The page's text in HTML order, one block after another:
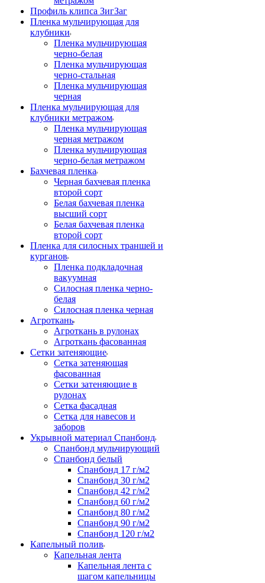
Профиль клипса ЗигЗаг
Пленка мульчирующая для
клубники
Пленка мульчирующая
черно-белая
Пленка мульчирующая
черно-стальная
Пленка мульчирующая
черная
Пленка мульчирующая для
клубники метражом
Пленка мульчирующая
черная метражом
Пленка мульчирующая
черно-белая метражом
Бахчевая пленка
Черная бахчевая пленка
второй сорт
Белая бахчевая пленка
высший сорт
Белая бахчевая пленка
второй сорт
Пленка для силосных траншей и
курганов
Пленка подкладочная
вакуумная
Силосная пленка черно-
белая
Силосная пленка черная
Агроткань
Агроткань в рулонах
Агроткань фасованная
Сетки затеняющие
Сетка затеняющая
фасованная
Сетки затеняющие в
рулонах
Сетка фасадная
Сетка для навесов и
заборов
Укрывной материал Спанбонд
Спанбонд мульчирующий
Спанбонд белый
Спанбонд 17 г/м2
Спанбонд 30 г/м2
Спанбонд 42 г/м2
Спанбонд 60 г/м2
Спанбонд 80 г/м2
Спанбонд 90 г/м2
Спанбонд 120 г/м2
Капельный полив
Капельная лента
Капельная лента с
шагом капельницы